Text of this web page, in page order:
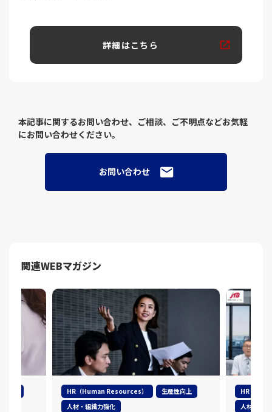
詳細はこちら
本記事に関するお問い合わせ、ご相談、ご不明点などお気軽
にお問い合わせください。
お問い合わせ
関連WEBマガジン
HR（Human Resources）
生産性向上
人材・組織力強化
HR（
人材・組